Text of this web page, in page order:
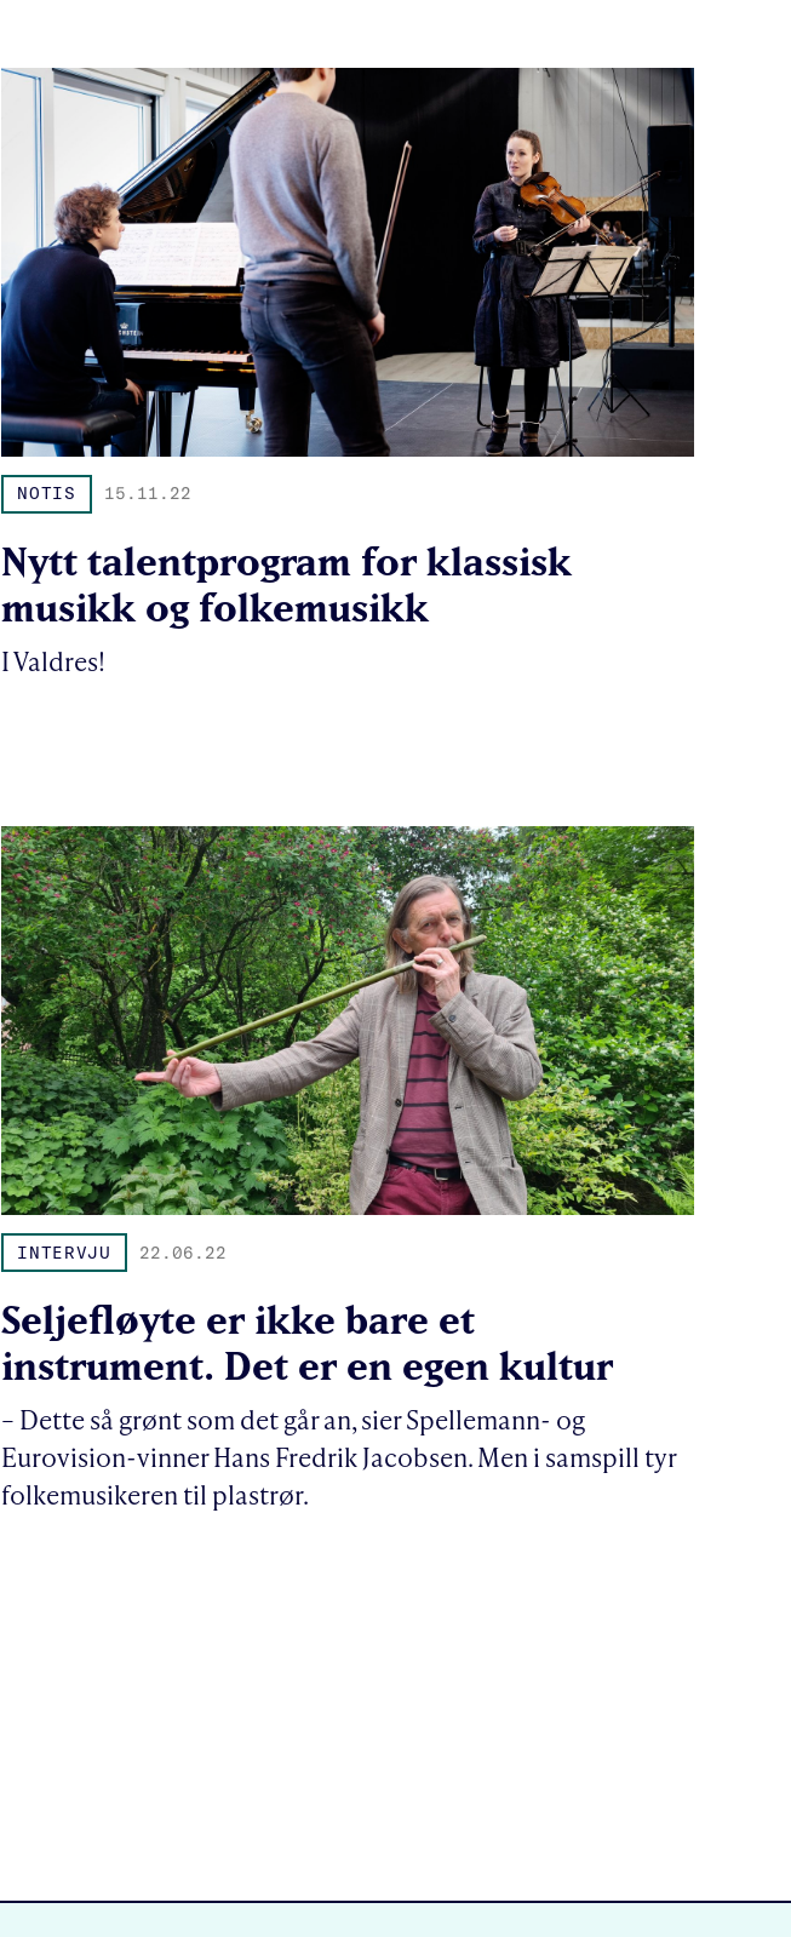
NOTIS 15.11.22
Nytt talentprogram for klassisk
musikk og folkemusikk
I Valdres!
INTERVJU 22.06.22
Seljefløyte er ikke bare et
instrument. Det er en egen kultur
– Dette så grønt som det går an, sier Spellemann- og
Eurovision-vinner Hans Fredrik Jacobsen. Men i samspill tyr
folkemusikeren til plastrør.